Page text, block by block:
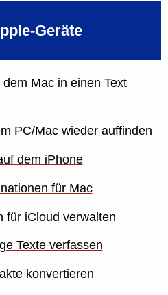
Geräte
Mac in einen Text
PC/Mac wieder auffinden
dem iPhone
für Mac
für iCloud verwalten
Texte verfassen
konvertieren